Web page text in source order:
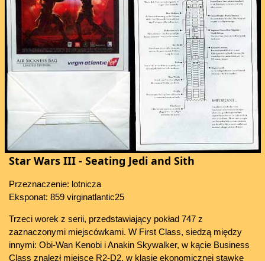
Star Wars III - Seating Jedi and Sith
Przeznaczenie: lotnicza
Eksponat: 859 virginatlantic25
Trzeci worek z serii, przedstawiający pokład 747 z
zaznaczonymi miejscówkami. W First Class, siedzą między
innymi: Obi-Wan Kenobi i Anakin Skywalker, w kącie Business
Class znalezł miejsce R2-D2, w klasie ekonomicznej stawkę